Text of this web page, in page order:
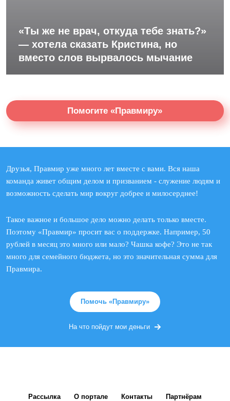
«Ты же не врач, откуда тебе знать?»
— хотела сказать Кристина, но
вместо слов вырвалось мычание
Помогите «Правмиру»
Друзья, Правмир уже много лет вместе с вами. Вся наша
команда живет общим делом и призванием - служение людям и
возможность сделать мир вокруг добрее и милосерднее!
Такое важное и большое дело можно делать только вместе.
Поэтому «Правмир» просит вас о поддержке. Например, 50
рублей в месяц это много или мало? Чашка кофе? Это не так
много для семейного бюджета, но это значительная сумма для
Правмира.
Помочь «Правмиру»
На что пойдут мои деньги
Рассылка О портале Контакты Партнёрам